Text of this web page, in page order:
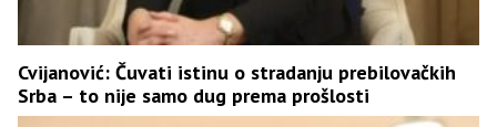
Cvijanović: Čuvati istinu o stradanju prebilovačkih
Srba – to nije samo dug prema prošlosti